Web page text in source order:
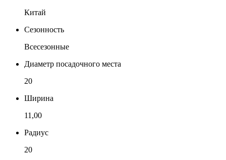
Китай
Сезонность
Всесезонные
Диаметр посадочного места
20
Ширина
11,00
Радиус
20